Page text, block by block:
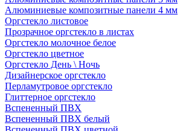
Алюминиевые композитные панели 4 мм
Оргстекло листовое
Прозрачное оргстекло в листах
Оргстекло молочное белое
Оргстекло цветное
Оргстекло День \ Ночь
Дизайнерское оргстекло
Перламутровое оргстекло
Глиттерное оргстекло
Вспененный ПВХ
Вспененный ПВХ белый